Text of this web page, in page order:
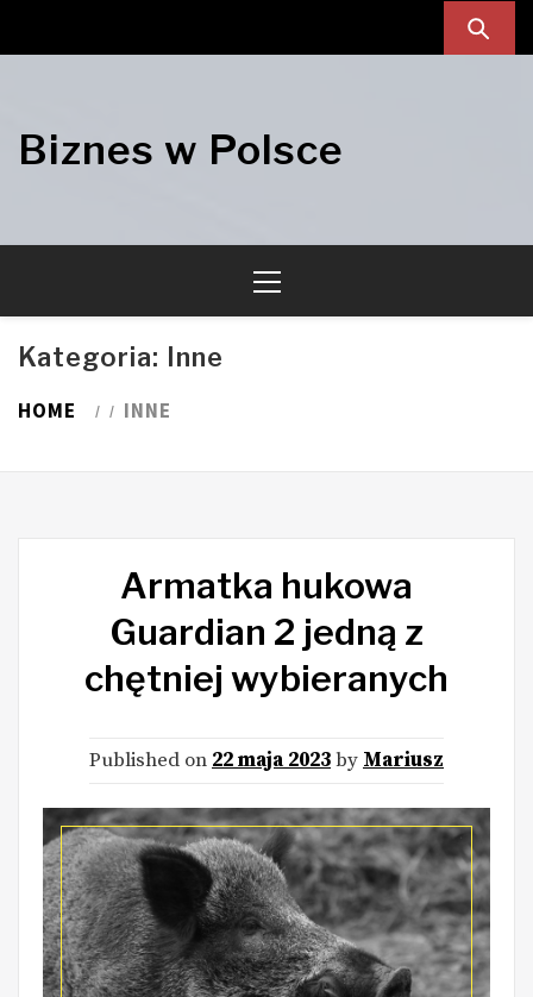
Biznes w Polsce
Menu
Kategoria: Inne
HOME INNE
Armatka hukowa
Guardian 2 jedną z
chętniej wybieranych
Published on 22 maja 2023by Mariusz